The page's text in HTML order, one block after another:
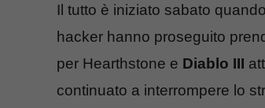
Il tutto è iniziato sabato
hacker hanno proseguito
per Hearthstone e Diablo III
continuato a interrompere lo